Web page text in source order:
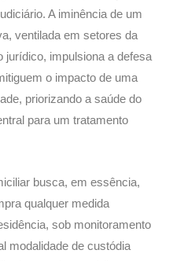
A iminência de um
ventilada em setores da
jurídico, impulsiona a defesa
o impacto de uma
priorizando a saúde do
para um tratamento
busca, em essência,
qualquer medida
sob monitoramento
modalidade de custódia